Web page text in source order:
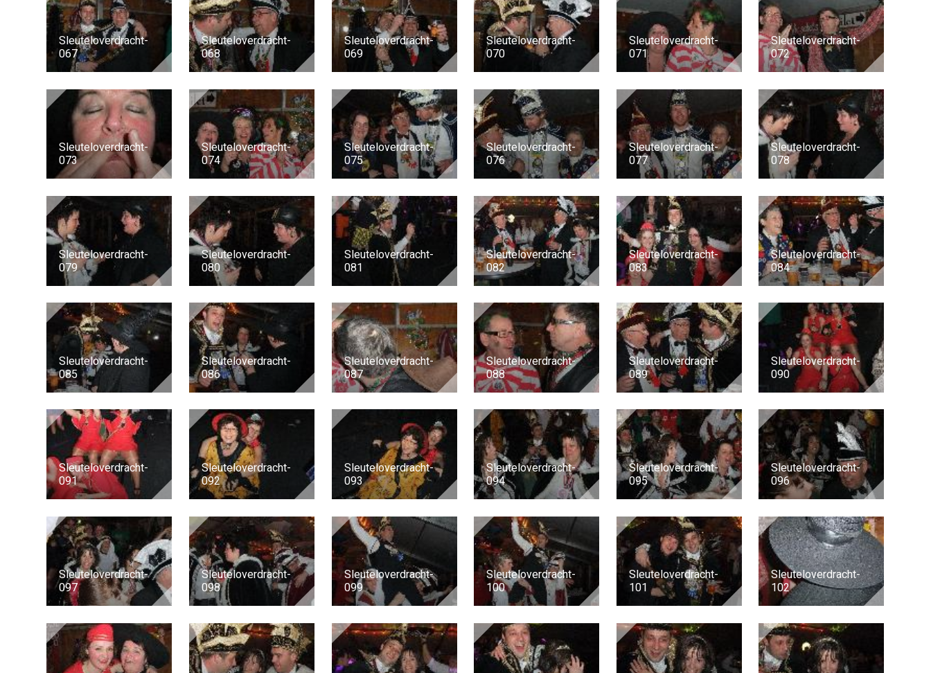
Sleuteloverdracht-
067
Sleuteloverdracht-
068
Sleuteloverdracht-
069
Sleuteloverdracht-
070
Sleuteloverdracht-
071
Sleuteloverdracht-
072
Sleuteloverdracht-
073
Sleuteloverdracht-
074
Sleuteloverdracht-
075
Sleuteloverdracht-
076
Sleuteloverdracht-
077
Sleuteloverdracht-
078
Sleuteloverdracht-
079
Sleuteloverdracht-
080
Sleuteloverdracht-
081
Sleuteloverdracht-
082
Sleuteloverdracht-
083
Sleuteloverdracht-
084
Sleuteloverdracht-
085
Sleuteloverdracht-
086
Sleuteloverdracht-
087
Sleuteloverdracht-
088
Sleuteloverdracht-
089
Sleuteloverdracht-
090
Sleuteloverdracht-
091
Sleuteloverdracht-
092
Sleuteloverdracht-
093
Sleuteloverdracht-
094
Sleuteloverdracht-
095
Sleuteloverdracht-
096
Sleuteloverdracht-
097
Sleuteloverdracht-
098
Sleuteloverdracht-
099
Sleuteloverdracht-
100
Sleuteloverdracht-
101
Sleuteloverdracht-
102